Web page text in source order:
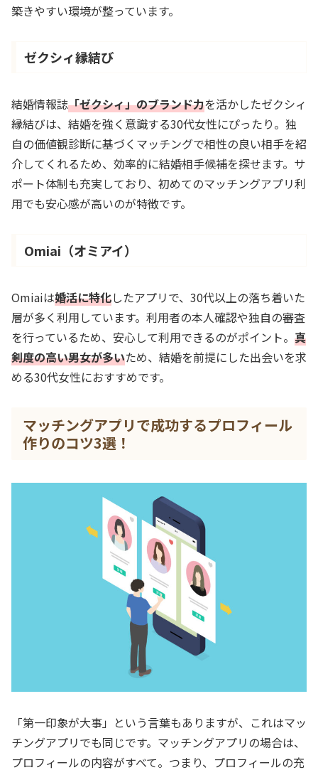
築きやすい環境が整っています。
ゼクシィ縁結び
結婚情報誌「ゼクシィ」のブランド力を活かしたゼクシィ
縁結びは、結婚を強く意識する30代女性にぴったり。独
自の価値観診断に基づくマッチングで相性の良い相手を紹
介してくれるため、効率的に結婚相手候補を探せます。サ
ポート体制も充実しており、初めてのマッチングアプリ利
用でも安心感が高いのが特徴です。
Omiai（オミアイ）
Omiaiは婚活に特化したアプリで、30代以上の落ち着いた
層が多く利用しています。利用者の本人確認や独自の審査
を行っているため、安心して利用できるのがポイント。 真
剣度の高い男女が多いため、結婚を前提にした出会いを求
める30代女性におすすめです。
マッチングアプリで成功するプロフィール
作りのコツ3選！
「第一印象が大事」という言葉もありますが、これはマッ
チングアプリでも同じです。マッチングアプリの場合は、
プロフィールの内容がすべて。つまり、プロフィールの充